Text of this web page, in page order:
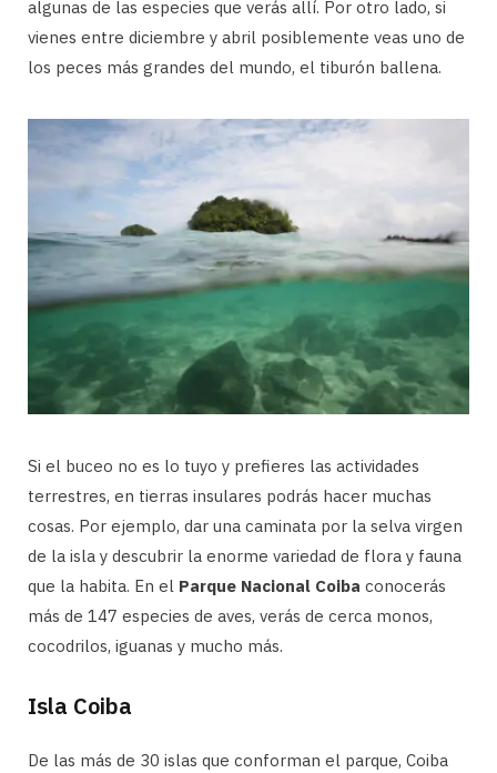
algunas de las especies que verás allí. Por otro lado, si
vienes entre diciembre y abril posiblemente veas uno de
los peces más grandes del mundo, el tiburón ballena.
Si el buceo no es lo tuyo y prefieres las actividades
terrestres, en tierras insulares podrás hacer muchas
cosas. Por ejemplo, dar una caminata por la selva virgen
de la isla y descubrir la enorme variedad de flora y fauna
que la habita. En el Parque Nacional Coiba conocerás
más de 147 especies de aves, verás de cerca monos,
cocodrilos, iguanas y mucho más.
Isla Coiba
De las más de 30 islas que conforman el parque, Coiba